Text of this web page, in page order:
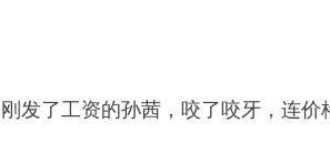
刚发了工资的孙茜，咬了咬牙，连价